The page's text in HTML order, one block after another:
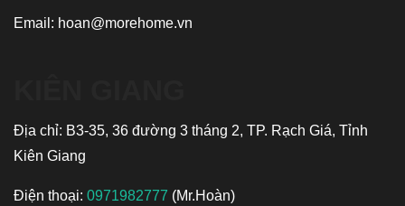
Email: hoan@morehome.vn
Địa chỉ: B3-35, 36 đường 3 tháng 2, TP. Rạch Giá, Tỉnh
Kiên Giang
Điện thoại: 0971982777 (Mr.Hoàn)